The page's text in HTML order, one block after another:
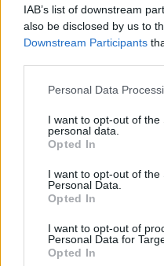
IAB’s list of downstream
also be disclosed by us to
Downstream Participants
Personal Data
I want to opt-out of the
personal data.
Opted In
I want to opt-out of the
Personal Data.
Opted In
I want to opt-out of
Personal Data for
Opted In
Φωτιά τώρα στο
Επιχειρούν 2